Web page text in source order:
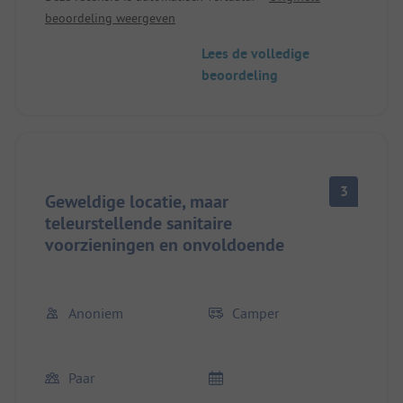
beoordeling weergeven
Lees de volledige
beoordeling
Geweldige locatie, maar
teleurstellende sanitaire
voorzieningen en onvoldoende
3
Anoniem Camper
Paar